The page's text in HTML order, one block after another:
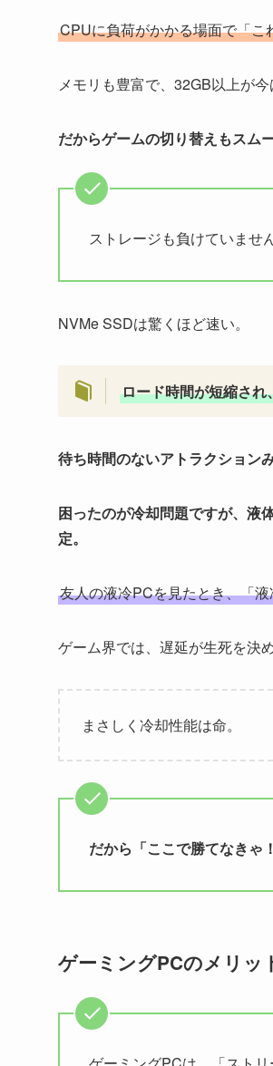
CPUに負荷がかかる場面で「
メモリも豊富で、32GB以上が今
だからゲームの切り替えもスム
ストレージも負けていません
NVMe SSDは驚くほど速い。
ロード時間が短縮さ
待ち時間のないアトラクションみ
困ったのが冷却問題ですが、液
定。
友人の液冷PCを見たとき、「
ゲーム界では、遅延が生死を決
まさしく冷却性能は命。
だから「ここで勝てなきゃ
ゲーミングPCのメリッ